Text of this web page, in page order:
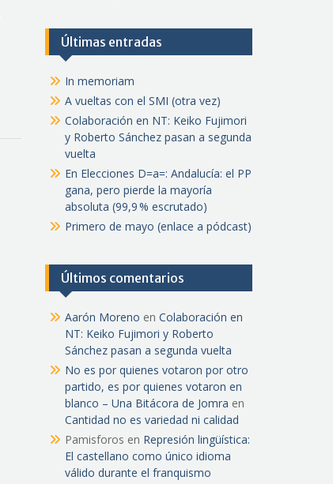
Últimas entradas
In memoriam
A vueltas con el SMI (otra vez)
Colaboración en NT: Keiko Fujimori
y Roberto Sánchez pasan a segunda
vuelta
En Elecciones D=a=: Andalucía: el PP
gana, pero pierde la mayoría
absoluta (99,9 % escrutado)
Primero de mayo (enlace a pódcast)
Últimos comentarios
Aarón Moreno en Colaboración en
NT: Keiko Fujimori y Roberto
Sánchez pasan a segunda vuelta
No es por quienes votaron por otro
partido, es por quienes votaron en
blanco – Una Bitácora de Jomra en
Cantidad no es variedad ni calidad
Pamisforos en Represión lingüística:
El castellano como único idioma
válido durante el franquismo